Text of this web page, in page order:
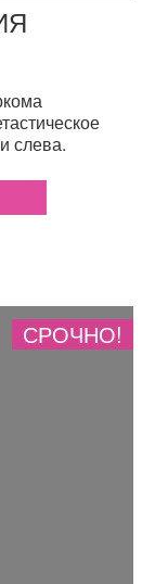
слева.
СРОЧНО!